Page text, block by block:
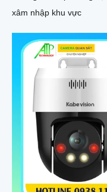
xâm nhập khu vực